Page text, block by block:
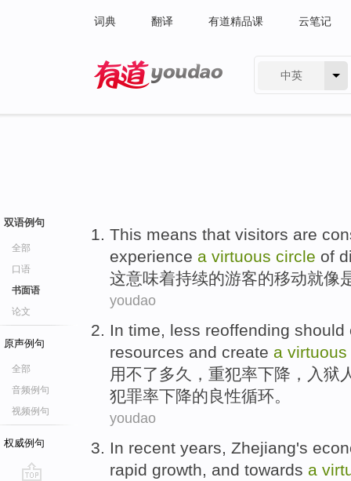
词典 翻译 有道精品课 云笔记
中英
双语例句
全部
口语
书面语
论文
原声例句
全部
音频例句
视频例句
权威例句
This means that visitors are
experience a virtuous circle of
这意味着持续的游客的移动就像
youdao
In time, less reoffending should
resources and create a virtuous
用不了 多久，重犯率下降， 入狱
犯罪率下降的良性循环。
youdao
In recent years Zhejiang's
rapid growth and towards a